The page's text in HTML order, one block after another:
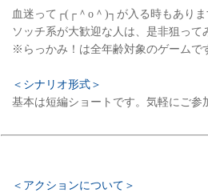
血迷って┌(┌＾o＾)┐が入る時もありま
ソッチ系が大歓迎な人は、是非狙って
※らっかみ！は全年齢対象のゲームで
＜シナリオ形式＞
基本は短編ショートです。気軽にご参
＜アクションについて＞